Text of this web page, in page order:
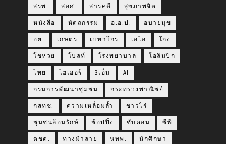
สรพ. สอศ. สารคดี สุขภาพจิต
หนังสือ หัตถกรรม อ.อ.ป. อบายมุข
อย. เกษตร เบทาโกร เอไอ โกง
โชห่วย โบลท์ โรงพยาบาล โอลิมปิก
ไทย ไฮเออร์ 3เอ็ม AI
กรมการพัฒนาชุมชน กระทรวงพาณิชย์
กสทช. ความเหลื่อมล้ำ ชาวไร่
ชุมชนล้อมรักษ์ ช้อปปิ้ง ซับคอน ซีพี
ตชด. ทางม้าลาย นทพ. นักศึกษา